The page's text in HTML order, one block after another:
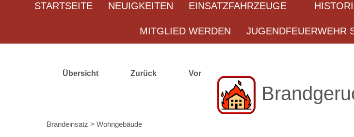
STARTSEITE NEUIGKEITEN EINSATZFAHRZEUGE
MITGLIED WERDEN JUGENDFEUERWEHR
Übersicht Zurück Vor
Brandeinsatz > Wohngebäude